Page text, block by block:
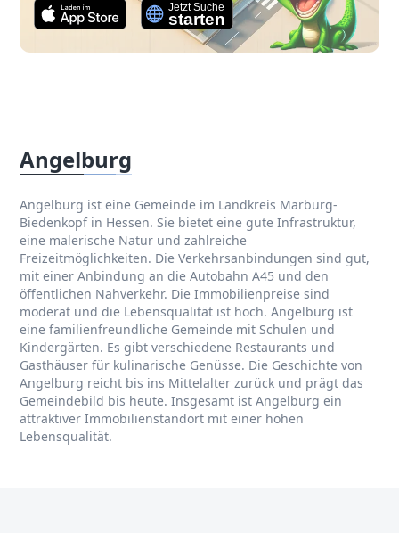
Angelburg
Angelburg ist eine Gemeinde im Landkreis Marburg-
Biedenkopf in Hessen. Sie bietet eine gute Infrastruktur,
eine malerische Natur und zahlreiche
Freizeitmöglichkeiten. Die Verkehrsanbindungen sind gut,
mit einer Anbindung an die Autobahn A45 und den
öffentlichen Nahverkehr. Die Immobilienpreise sind
moderat und die Lebensqualität ist hoch. Angelburg ist
eine familienfreundliche Gemeinde mit Schulen und
Kindergärten. Es gibt verschiedene Restaurants und
Gasthäuser für kulinarische Genüsse. Die Geschichte von
Angelburg reicht bis ins Mittelalter zurück und prägt das
Gemeindebild bis heute. Insgesamt ist Angelburg ein
attraktiver Immobilienstandort mit einer hohen
Lebensqualität.